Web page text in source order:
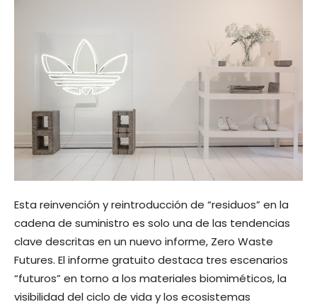
Esta reinvención y reintroducción de “residuos” en la
cadena de suministro es solo una de las tendencias
clave descritas en un nuevo informe, Zero Waste
Futures. El informe gratuito destaca tres escenarios
“futuros” en torno a los materiales biomiméticos, la
visibilidad del ciclo de vida y los ecosistemas